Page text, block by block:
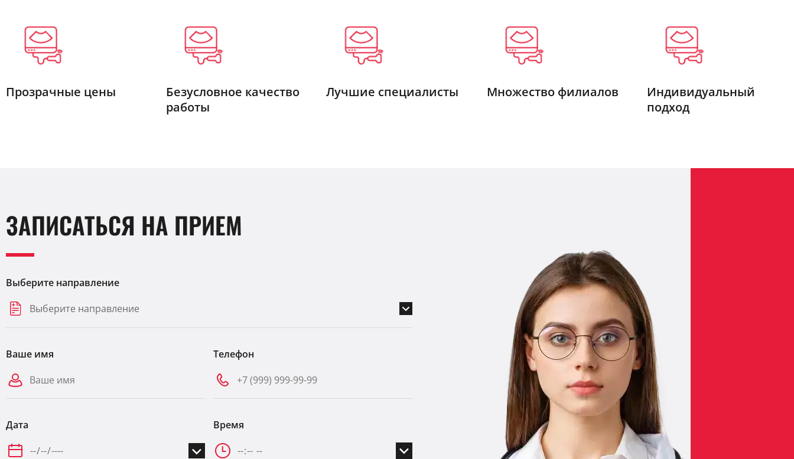
Прозрачные цены
Безусловное качество
работы
Лучшие специалисты Множество филиалов
Индивидуальный
подход
ЗАПИСАТЬСЯ НА ПРИЕМ
Выберите направление
Выберите направление
Ваше имя Телефон
Дата Время